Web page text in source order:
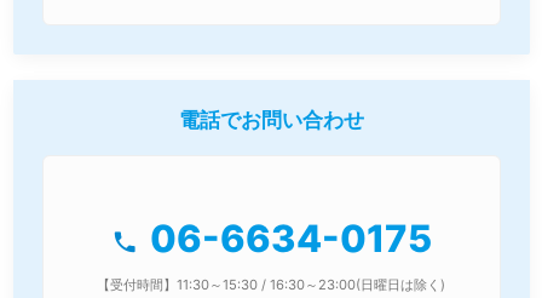
電話でお問い合わせ
phone 06-6634-0175
【受付時間】11:30～15:30 / 16:30～23:00(日曜日は除く)